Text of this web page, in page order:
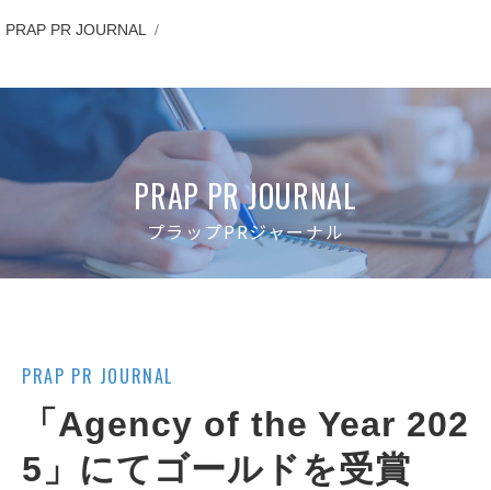
PRAP PR JOURNAL
PRAP PR JOURNAL
プラップPRジャーナル
PRAP PR JOURNAL
「Agency of the Year 202
5」にてゴールドを受賞